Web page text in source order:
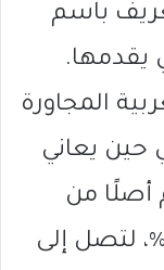
باسم
يقدمها.
المجاورة
حين يعاني
أصلًا من
ارتفاع ضريبة الأرنونا بنسبة 5%، لتصل إلى